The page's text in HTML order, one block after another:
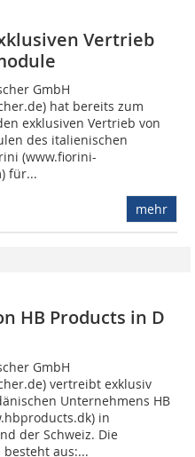
Vertrieb
GmbH
hat bereits zum
exklusiven Vertrieb von
des italienischen
(www.fiorini-
für...
mehr
HB Products in D
GmbH
vertreibt exklusiv
Unternehmens HB
in
der Schweiz. Die
aus:...